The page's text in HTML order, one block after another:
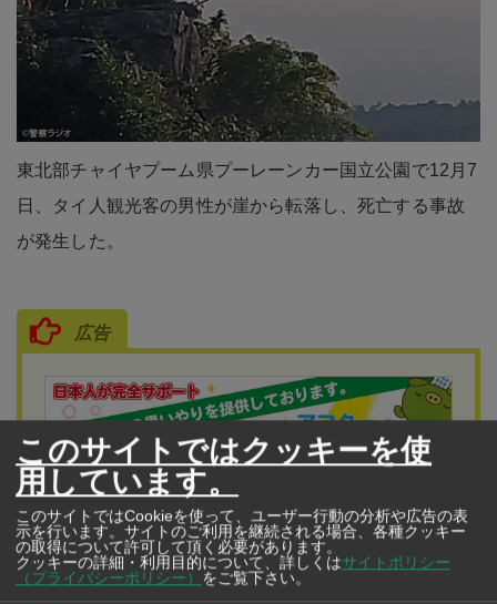
東北部チャイヤプーム県プーレーンカー国立公園で12月7
日、タイ人観光客の男性が崖から転落し、死亡する事故
が発生した。
広告
このサイトではクッキーを使
用しています。
このサイトではCookieを使って、ユーザー行動の分析や広告の表
示を行います。サイトのご利用を継続される場合、各種クッキー
の取得について許可して頂く必要があります。
クッキーの詳細・利用目的について、詳しくはサイトポリシー
（プライバシーポリシー）
をご覧下さい。